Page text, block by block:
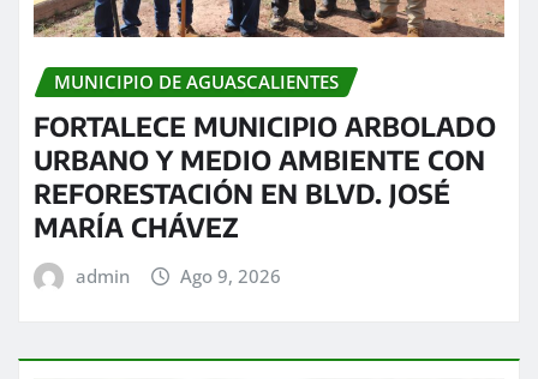
MUNICIPIO DE AGUASCALIENTES
FORTALECE MUNICIPIO ARBOLADO
URBANO Y MEDIO AMBIENTE CON
REFORESTACIÓN EN BLVD. JOSÉ
MARÍA CHÁVEZ
admin Ago 9, 2026